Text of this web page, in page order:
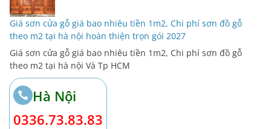
Giá sơn cửa gỗ giá bao nhiêu tiền 1m2, Chi phí sơn đồ gỗ
theo m2 tại hà nội hoàn thiện trọn gói 2027
Giá sơn cửa gỗ giá bao nhiêu tiền 1m2, Chi phí sơn đồ gỗ
theo m2 tại hà nội Và Tp HCM
Hà Nội
0336.73.83.83